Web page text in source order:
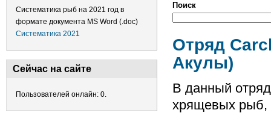
Систематика рыб на 2021 год в
формате документа MS Word (.doc)
Систематика 2021
Сейчас на сайте
Пользователей онлайн: 0.
Поиск
Отряд
Акулы)
В данный
хрящевых рыб,